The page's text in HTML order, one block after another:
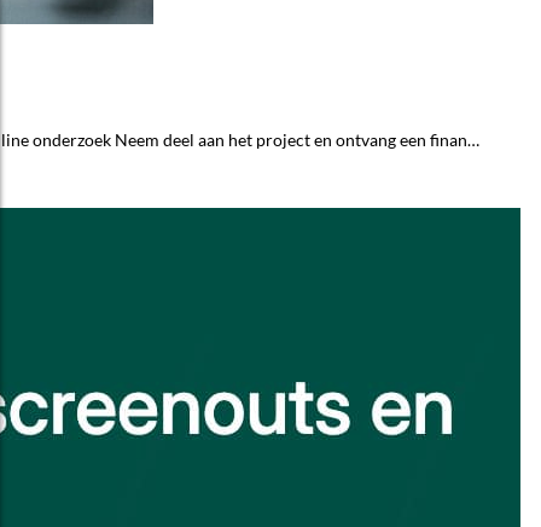
onderzoek Neem deel aan het project en ontvang een finan…